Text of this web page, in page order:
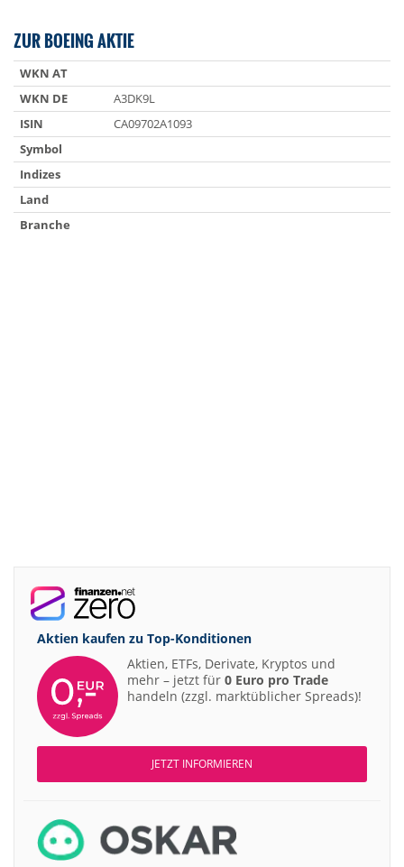
ZUR BOEING AKTIE
WKN AT
WKN DE
A3DK9L
ISIN
CA09702A1093
Symbol
Indizes
Land
Branche
Aktien kaufen zu Top-Konditionen
Aktien, ETFs, Derivate, Kryptos und
mehr – jetzt für 0 Euro pro Trade
handeln (zzgl. marktüblicher Spreads)!
JETZT INFORMIEREN